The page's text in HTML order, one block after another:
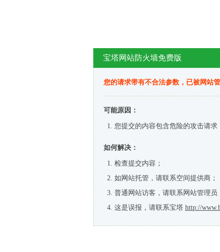
宝塔网站防火墙免费版
您的请求带有不合法参数，已被网站
可能原因：
您提交的内容包含危险的攻击请求
如何解决：
检查提交内容；
如网站托管，请联系空间提供商；
普通网站访客，请联系网站管理员
这是误报，请联系宝塔 http://